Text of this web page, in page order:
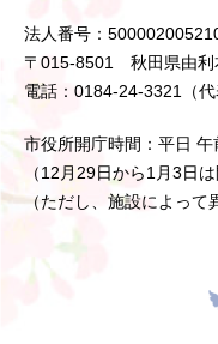
法人番号：
〒015-8501 秋田県由利
電話：0184-24-3321（代
市役所開庁時間：平日
（12月29日から1月3日は
（ただし、施設によって